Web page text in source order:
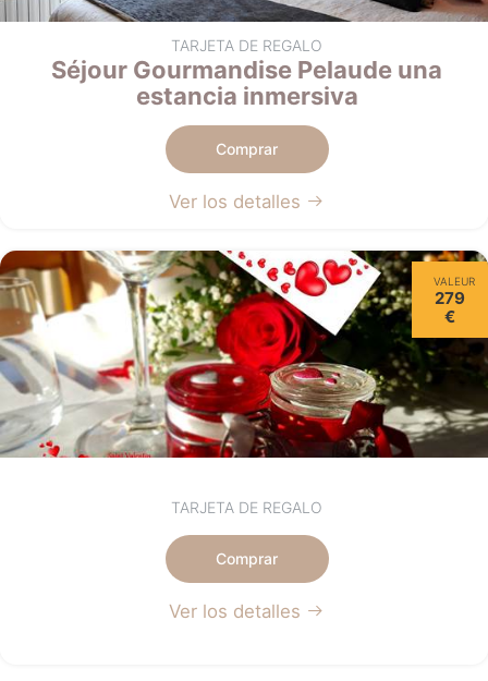
TARJETA DE REGALO
Séjour Gourmandise Pelaude una
estancia inmersiva
Comprar
Ver los detalles
VALEUR
279
€
TARJETA DE REGALO
Comprar
Ver los detalles